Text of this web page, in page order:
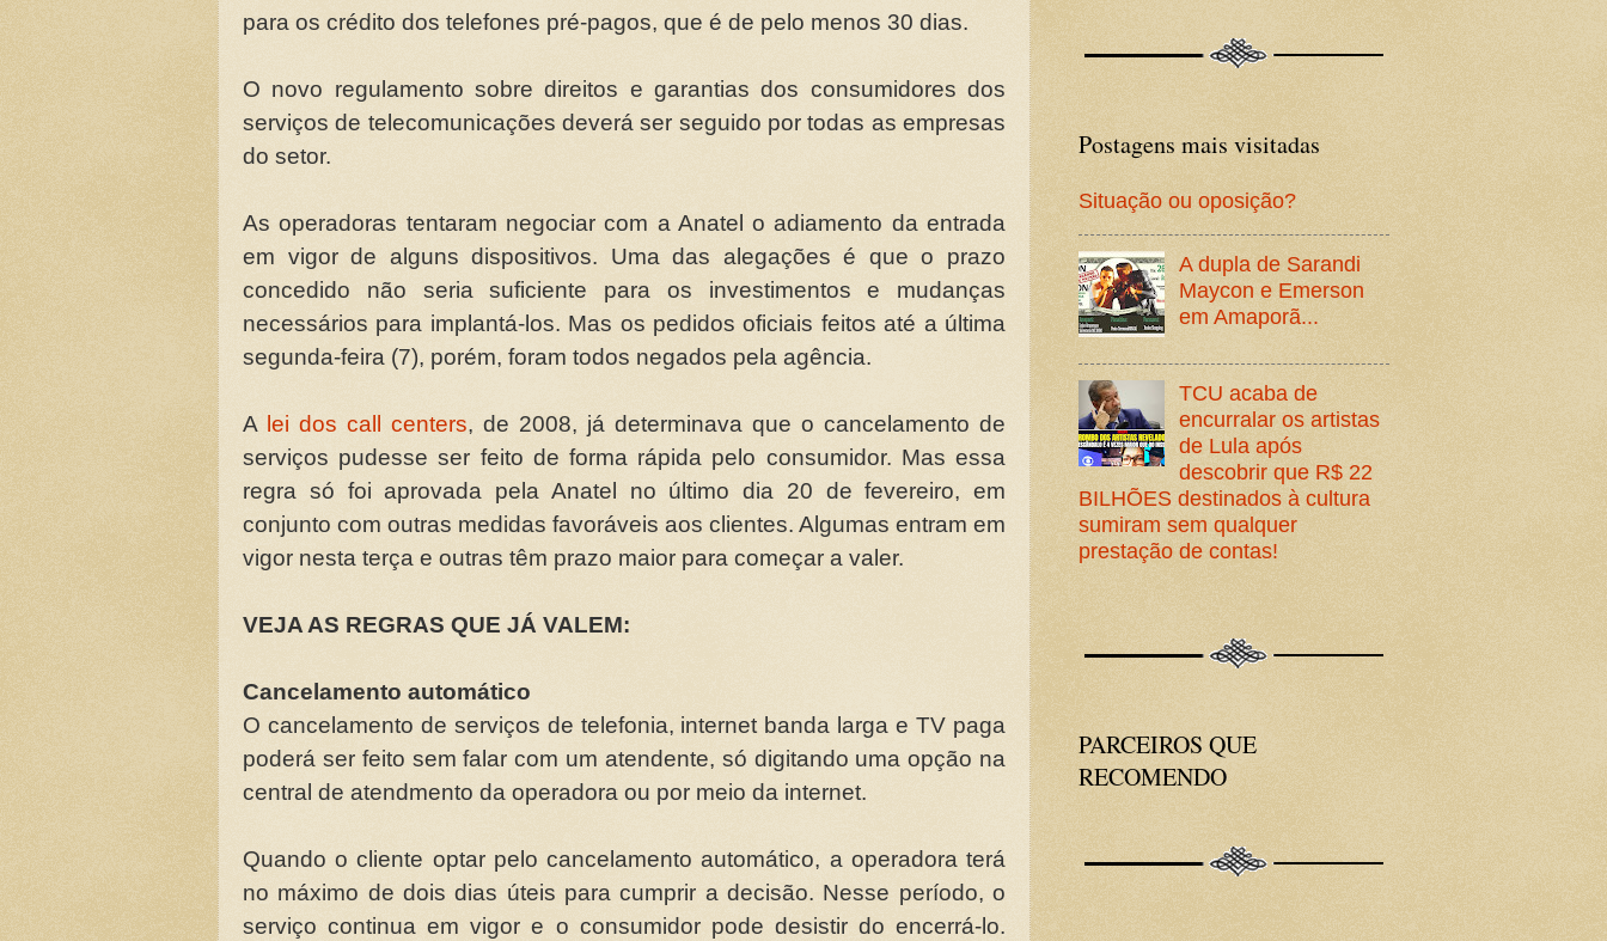
para os crédito dos telefones pré-pagos, que é de pelo menos 30 dias.
O novo regulamento sobre direitos e garantias dos consumidores dos
serviços de telecomunicações deverá ser seguido por todas as empresas
do setor.
As operadoras tentaram negociar com a Anatel o adiamento da entrada
em vigor de alguns dispositivos. Uma das alegações é que o prazo
concedido não seria suficiente para os investimentos e mudanças
necessários para implantá-los. Mas os pedidos oficiais feitos até a última
segunda-feira (7), porém, foram todos negados pela agência.
A lei dos call centers, de 2008, já determinava que o cancelamento de
serviços pudesse ser feito de forma rápida pelo consumidor. Mas essa
regra só foi aprovada pela Anatel no último dia 20 de fevereiro, em
conjunto com outras medidas favoráveis aos clientes. Algumas entram em
vigor nesta terça e outras têm prazo maior para começar a valer.
VEJA AS REGRAS QUE JÁ VALEM:
Cancelamento automático
O cancelamento de serviços de telefonia, internet banda larga e TV paga
poderá ser feito sem falar com um atendente, só digitando uma opção na
central de atendmento da operadora ou por meio da internet.
Quando o cliente optar pelo cancelamento automático, a operadora terá
no máximo de dois dias úteis para cumprir a decisão. Nesse período, o
serviço continua em vigor e o consumidor pode desistir do encerrá-lo.
Postagens mais visitadas
Situação ou oposição?
A dupla de Sarandi
Maycon e Emerson
em Amaporã...
TCU acaba de
encurralar os artistas
de Lula após
descobrir que R$ 22
BILHÕES destinados à cultura
sumiram sem qualquer
prestação de contas!
PARCEIROS QUE
RECOMENDO